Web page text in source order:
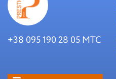
+38 095 190 28 05 МТС